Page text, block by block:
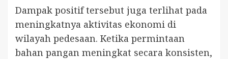
Dampak positif tersebut juga terlihat pada
meningkatnya aktivitas ekonomi di
wilayah pedesaan. Ketika permintaan
bahan pangan meningkat secara konsisten,